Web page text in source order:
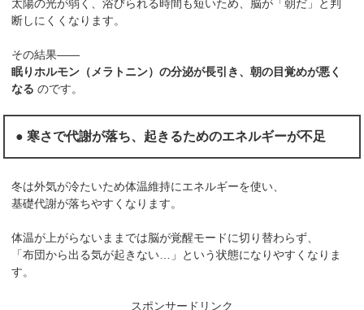
太陽の光が弱く、浴びられる時間も短いため、脳が「朝だ」と判
断しにくくなります。
その結果——
眠りホルモン（メラトニン）の分泌が長引き、朝の目覚めが悪く
なる のです。
● 寒さで代謝が落ち、起きるためのエネルギーが不足
冬は外気が冷たいため体温維持にエネルギーを使い、
基礎代謝が落ちやすくなります。
体温が上がらないままでは脳が覚醒モードに切り替わらず、
「布団から出る気が起きない…」という状態になりやすくなりま
す。
スポンサードリンク